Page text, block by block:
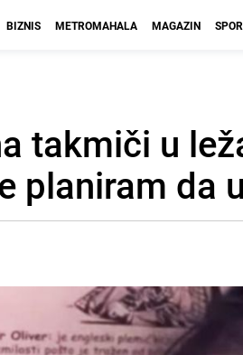
BIZNIS METROMAHALA MAGAZIN
takmiči u
planiram da